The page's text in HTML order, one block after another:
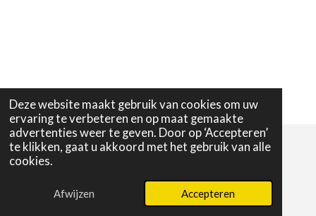
Deze website maakt gebruik van cookies om uw
ervaring te verbeteren en op maat gemaakte
advertenties weer te geven. Door op ‘Accepteren’
te klikken, gaat u akkoord met het gebruik van alle
cookies.
Afwijzen Accepteren
© 2024 - 2026 Protestantse Gemeente HAAK